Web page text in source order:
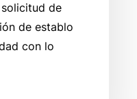
de
de establo
con lo